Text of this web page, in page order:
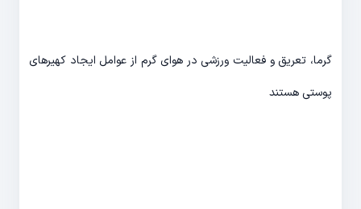
گرما، تعریق و فعالیت ورزشی در هوای گرم از عوامل ایجاد کهیرهای
پوستی هستند